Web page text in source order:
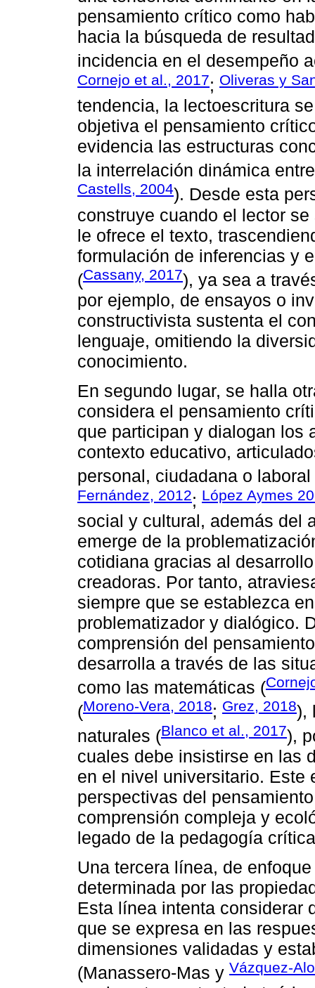
pensamiento crítico como
hacia la búsqueda de
incidencia en el desempeño
Cornejo et al., 2017; Oliveras y
tendencia, la lectoescritura
objetiva el pensamiento
evidencia las estructuras
la interrelación dinámica
Castells, 2004). Desde esta
construye cuando el lector
le ofrece el texto,
formulación de inferencias y
(Cassany, 2017), ya sea a
por ejemplo, de ensayos o
constructivista sustenta el
lenguaje, omitiendo la
conocimiento.
En segundo lugar, se halla
considera el pensamiento
que participan y dialogan los
contexto educativo,
personal, ciudadana o laboral
Fernández, 2012; López Aymes
social y cultural, además del
emerge de la
cotidiana gracias al
creadoras. Por tanto,
siempre que se establezca
problematizador y dialógico.
comprensión del
desarrolla a través de las
como las matemáticas (
(Moreno-Vera, 2018; Grez, 2018),
naturales (Blanco et al., 2017),
cuales debe insistirse en las
en el nivel universitario. Este
perspectivas del
comprensión compleja y
legado de la pedagogía
Una tercera línea, de
determinada por las
Esta línea intenta considerar
que se expresa en las
dimensiones validadas y
(Manassero-Mas y Vázquez-